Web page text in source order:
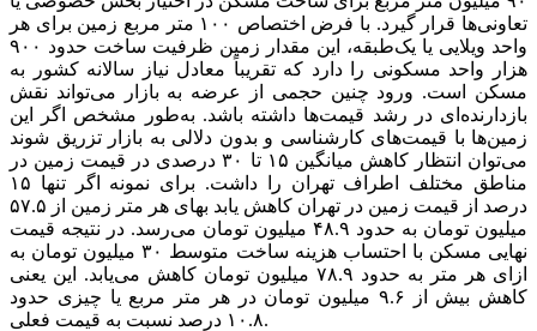
تعاونی‌ها قرار گیرد. با فرض اختصاص ۱۰۰ متر مربع زمین برای هر
واحد ویلایی یا یک‌طبقه، این مقدار زمین ظرفیت ساخت حدود ۹۰۰
هزار واحد مسکونی را دارد که تقریباً معادل نیاز سالانه کشور به
مسکن است. ورود چنین حجمی از عرضه به بازار می‌تواند نقش
بازدارنده‌ای در رشد قیمت‌ها داشته باشد. به‌طور مشخص اگر این
زمین‌ها با قیمت‌های کارشناسی و بدون دلالی به بازار تزریق شوند
می‌توان انتظار کاهش میانگین ۱۵ تا ۳۰ درصدی در قیمت زمین در
مناطق مختلف اطراف تهران را داشت. برای نمونه اگر تنها ۱۵
درصد از قیمت زمین در تهران کاهش یابد بهای هر متر زمین از ۵۷.۵
میلیون تومان به حدود ۴۸.۹ میلیون تومان می‌رسد. در نتیجه قیمت
نهایی مسکن با احتساب هزینه ساخت متوسط ۳۰ میلیون تومان به
ازای هر متر به حدود ۷۸.۹ میلیون تومان کاهش می‌یابد. این یعنی
کاهش بیش از ۹.۶ میلیون تومان در هر متر مربع یا چیزی حدود
۱۰.۸ درصد نسبت به قیمت فعلی.